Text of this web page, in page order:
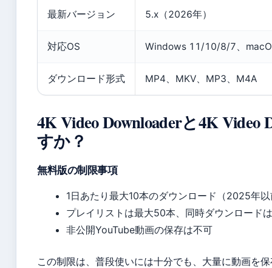
最新バージョン 5.x（2026年）
対応OS Windows 11/10/8/7、
ダウンロード形式 MP4、MKV、MP3、M4A
4K Video Downloaderと4K Video
すか？
無料版の制限事項
1日あたり最大10本のダウンロード（2025年
プレイリストは最大50本、同時ダウンロード
非公開YouTube動画の保存は不可
この制限は、普段使いには十分でも、大量に動画を